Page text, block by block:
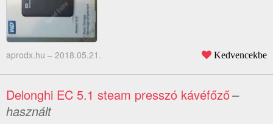
aprodx.hu – 2018.05.21. Kedvencekbe
Delonghi EC 5.1 steam presszó kávéfőző–
használt